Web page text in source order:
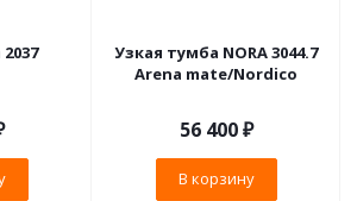
Узкая тумба NORA 3044.7
Arena mate/Nordico
56 400₽
В корзину